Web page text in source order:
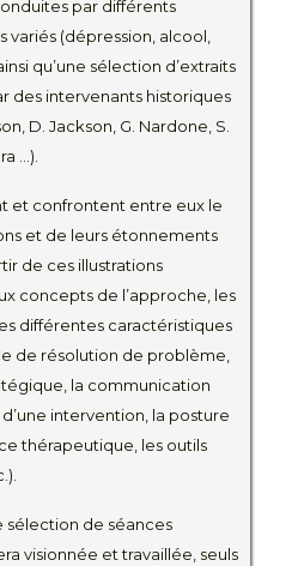
par différents
variés (dépression, alcool,
qu’une sélection d’extraits
des intervenants historiques
D. Jackson, G. Nardone, S.
…).
et confrontent entre eux le
et de leurs étonnements
de ces illustrations
concepts de l’approche, les
différentes caractéristiques
de résolution de problème,
la communication
intervention, la posture
thérapeutique, les outils
sélection de séances
visionnée et travaillée, seuls